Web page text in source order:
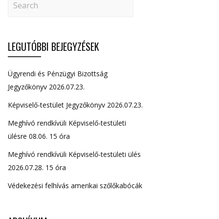
LEGUTÓBBI BEJEGYZÉSEK
Ügyrendi és Pénzügyi Bizottság
Jegyzőkönyv 2026.07.23.
Képviselő-testület Jegyzőkönyv 2026.07.23.
Meghívó rendkívüli Képviselő-testületi
ülésre 08.06. 15 óra
Meghívó rendkívüli Képviselő-testületi ülés
2026.07.28. 15 óra
Védekezési felhívás amerikai szőlőkabócák